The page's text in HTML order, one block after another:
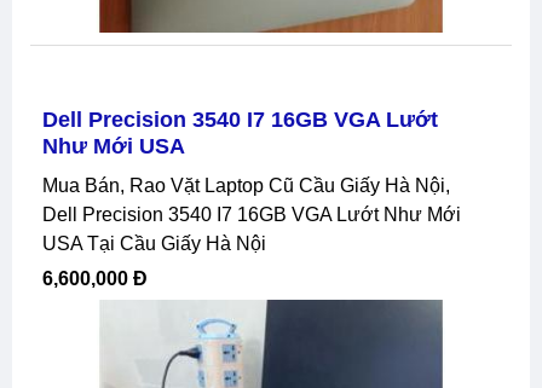
Dell Precision 3540 I7 16GB VGA Lướt
Như Mới USA
Mua Bán, Rao Vặt Laptop Cũ Cầu Giấy Hà Nội,
Dell Precision 3540 I7 16GB VGA Lướt Như Mới
USA Tại Cầu Giấy Hà Nội
6,600,000 Đ